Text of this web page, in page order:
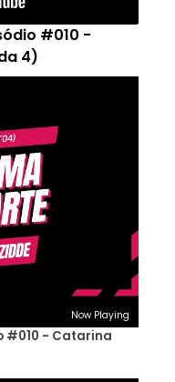
#010 -
4)
Now Playing
#010 - Catarina